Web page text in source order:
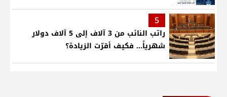
5
راتب النائب من 3 آلاف إلى 5 آلاف دولار
شهرياً... فكيف أقرّت الزيادة؟